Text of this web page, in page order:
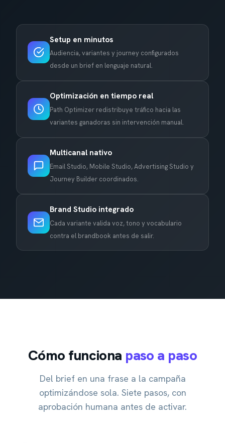
Setup en minutos
Audiencia, variantes y journey configurados
desde un brief en lenguaje natural.
Optimización en tiempo real
Path Optimizer redistribuye tráfico hacia las
variantes ganadoras sin intervención manual.
Multicanal nativo
Email Studio, Mobile Studio, Advertising Studio y
Journey Builder coordinados.
Brand Studio integrado
Cada variante valida voz, tono y vocabulario
contra el brandbook antes de salir.
Cómo funciona paso a paso
Del brief en una frase a la campaña
optimizándose sola. Siete pasos, con
aprobación humana antes de activar.